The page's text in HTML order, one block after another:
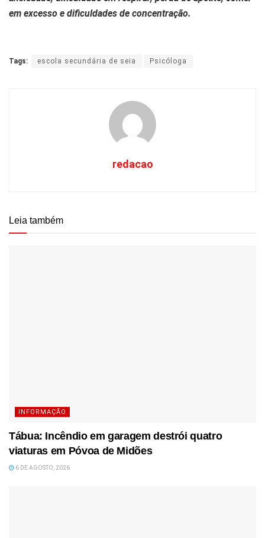
em excesso e dificuldades de concentração.
Tags: escola secundária de seia Psicóloga
redacao
Leia também
INFORMAÇÃO
Tábua: Incêndio em garagem destrói quatro
viaturas em Póvoa de Midões
6 DE AGOSTO, 2026